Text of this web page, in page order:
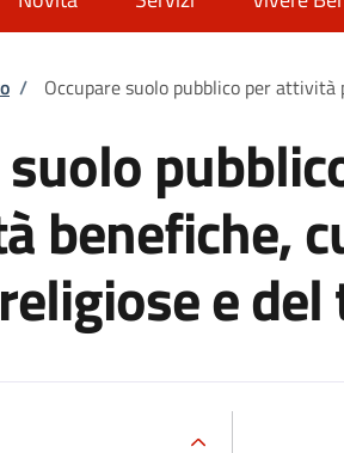
pane
/ Occupare suolo pubblico per
suolo
benefiche,
e